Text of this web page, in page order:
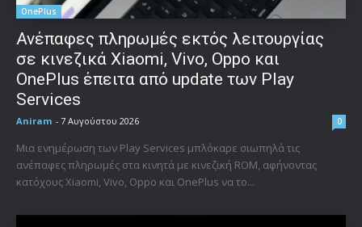
OnePlus
Ανέπαφες πληρωμές εκτός λειτουργίας
σε κινεζικά Xiaomi, Vivo, Oppo και
OnePlus έπειτα από update των Play
Services
Aniram - 7 Αυγούστου 2026 0
Μια ενημέρωση των Play Services μπλόκαρε σιωπηλά τις
ανέπαφες πληρωμές στα κινητά με κινεζική ROM, αφήνοντας
κατόχους Xiaomi, Vivo, Oppo και OnePlus να το...